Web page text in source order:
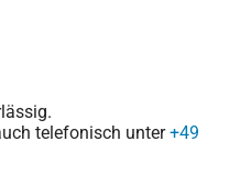
telefonisch unter+49